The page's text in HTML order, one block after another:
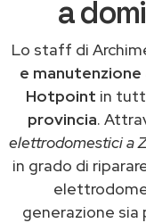
a
Lo staff di
e
Hotpoint in
provincia.
elettrodomestici a
in grado di
generazione